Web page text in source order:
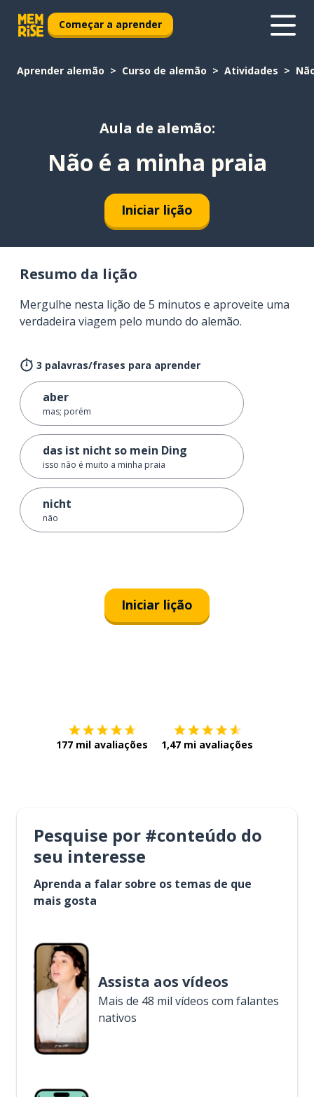
Começar a aprender
Aprender alemão Curso de alemão Atividades
Aula de alemão:
Não é a minha praia
Iniciar lição
Resumo da lição
Mergulhe nesta lição de 5 minutos e aproveite uma
verdadeira viagem pelo mundo do alemão.
3 palavras/frases para aprender
aber
mas; porém
das ist nicht so mein Ding
isso não é muito a minha praia
nicht
não
Iniciar lição
177 mil avaliações 1,47 mi avaliações
Pesquise por #conteúdo do
seu interesse
Aprenda a falar sobre os temas de que
mais gosta
Assista aos vídeos
Mais de 48 mil vídeos com falantes
nativos